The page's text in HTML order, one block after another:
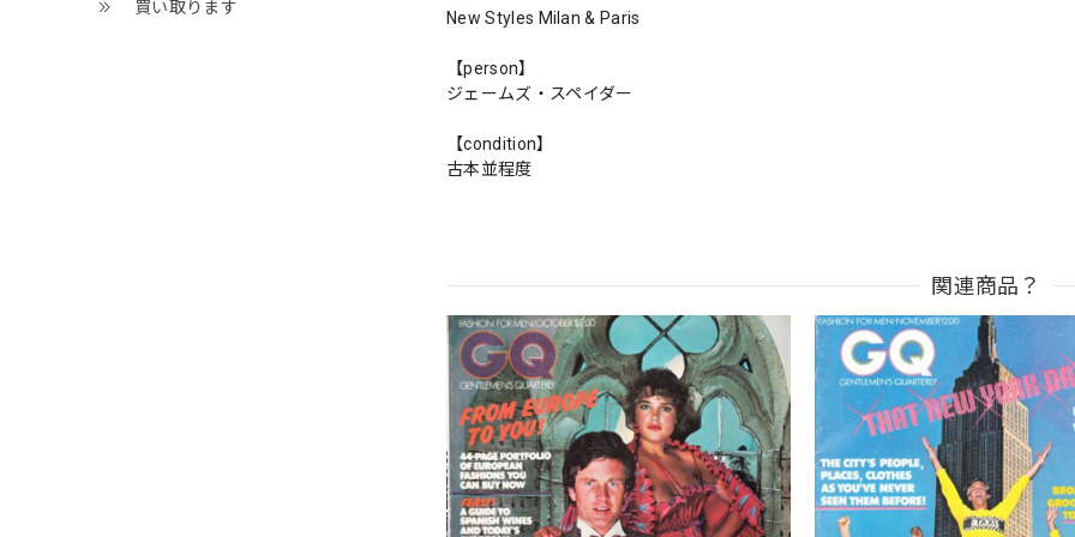
買い取ります
New Styles Milan & Paris
【person】
ジェームズ・スペイダー
【condition】
古本並程度
関連商品？